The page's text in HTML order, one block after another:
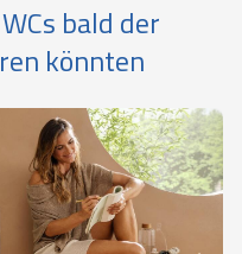
bald der
könnten